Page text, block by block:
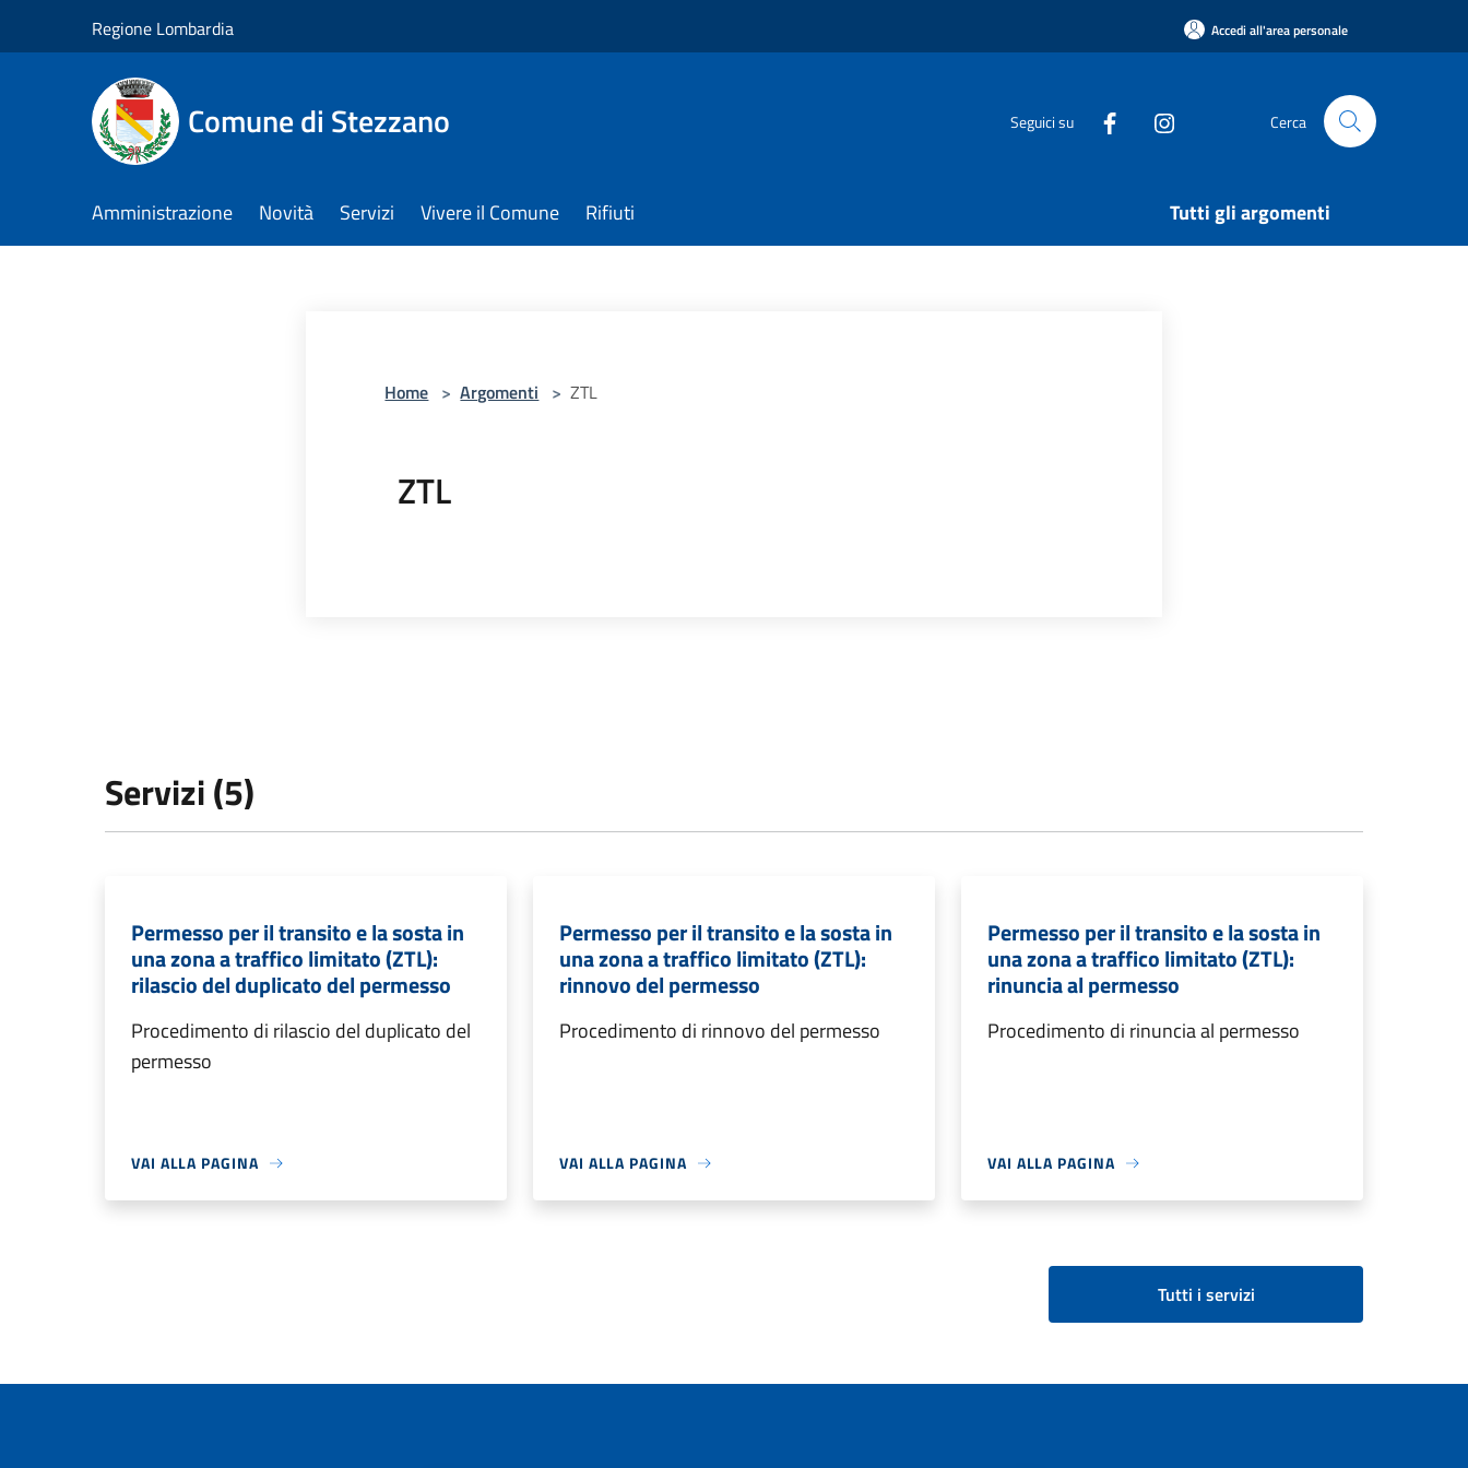
Regione Lombardia Accedi all'area personale
Comune di Stezzano Seguici su Cerca
Amministrazione Novità Servizi Vivere il Comune Rifiuti Tutti gli argomenti
Home > Argomenti > ZTL
ZTL
Servizi (5)
Permesso per il transito e la sosta in
una zona a traffico limitato (ZTL):
rilascio del duplicato del permesso
Procedimento di rilascio del duplicato del
permesso
VAI ALLA PAGINA
Permesso per il transito e la sosta in
una zona a traffico limitato (ZTL):
rinnovo del permesso
Procedimento di rinnovo del permesso
VAI ALLA PAGINA
Permesso per il transito e la sosta in
una zona a traffico limitato (ZTL):
rinuncia al permesso
Procedimento di rinuncia al permesso
VAI ALLA PAGINA
Tutti i servizi